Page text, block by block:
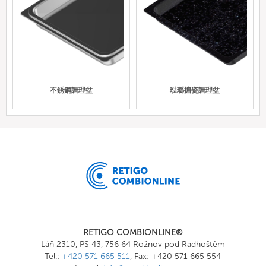
不銹鋼調理盆 琺瑯搪瓷調理盆
RETIGO COMBIONLINE®
Láň 2310, PS 43, 756 64 Rožnov pod Radhoštěm
Tel.: +420 571 665 511, Fax: +420 571 665 554